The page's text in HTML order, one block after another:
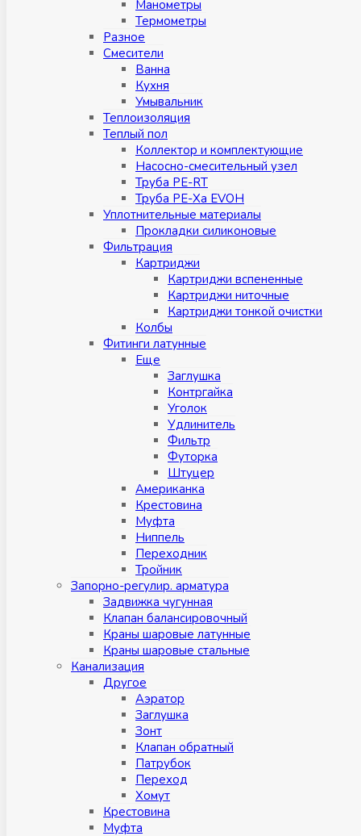
Манометры
Термометры
Разное
Смесители
Ванна
Кухня
Умывальник
Теплоизоляция
Теплый пол
Коллектор и комплектующие
Насосно-смесительный узел
Труба PE-RT
Труба PE-Xa EVOH
Уплотнительные материалы
Прокладки силиконовые
Фильтрация
Картриджи
Картриджи вспененные
Картриджи ниточные
Картриджи тонкой очистки
Колбы
Фитинги латунные
Eщe
Заглушка
Контргайка
Уголок
Удлинитель
Фильтр
Футорка
Штуцер
Американка
Крестовина
Муфта
Ниппель
Переходник
Тройник
Запорно-регулир. арматура
Задвижка чугунная
Клапан балансировочный
Краны шаровые латунные
Краны шаровые стальные
Канализация
Другое
Аэратор
Заглушкa
Зонт
Клапан обратный
Патрубок
Переход
Хомут
Крестовина
Муфтa